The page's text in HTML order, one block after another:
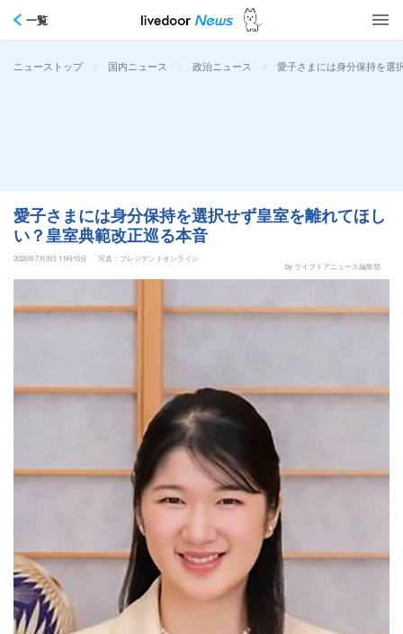
一覧
ニューストップ > 国内ニュース > 政治ニュース > 愛子さまには身分保持を選
愛子さまには身分保持を選択せず皇室を離れてほし
い？皇室典範改正巡る本音
2026年7月9日 11時15分
写真：プレジデントオンライン
by ライブドアニュース編集部